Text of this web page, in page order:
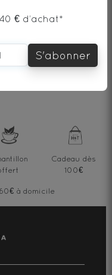
Ajouter mon commentaire
€ d’achat*
S'abonner
Cadeau dès
100€
à domicile